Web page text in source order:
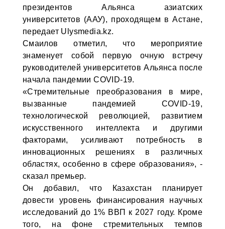
президентов Альянса азиатских
университетов (ААУ), проходящем в Астане,
передает Ulysmedia.kz.
Смаилов отметил, что мероприятие
знаменует собой первую очную встречу
руководителей университетов Альянса после
начала пандемии COVID-19.
«Стремительные преобразования в мире,
вызванные пандемией COVID-19,
технологической революцией, развитием
искусственного интеллекта и другими
факторами, усиливают потребность в
инновационных решениях в различных
областях, особенно в сфере образования», -
сказал премьер.
Он добавил, что Казахстан планирует
довести уровень финансирования научных
исследований до 1% ВВП к 2027 году. Кроме
того, на фоне стремительных темпов